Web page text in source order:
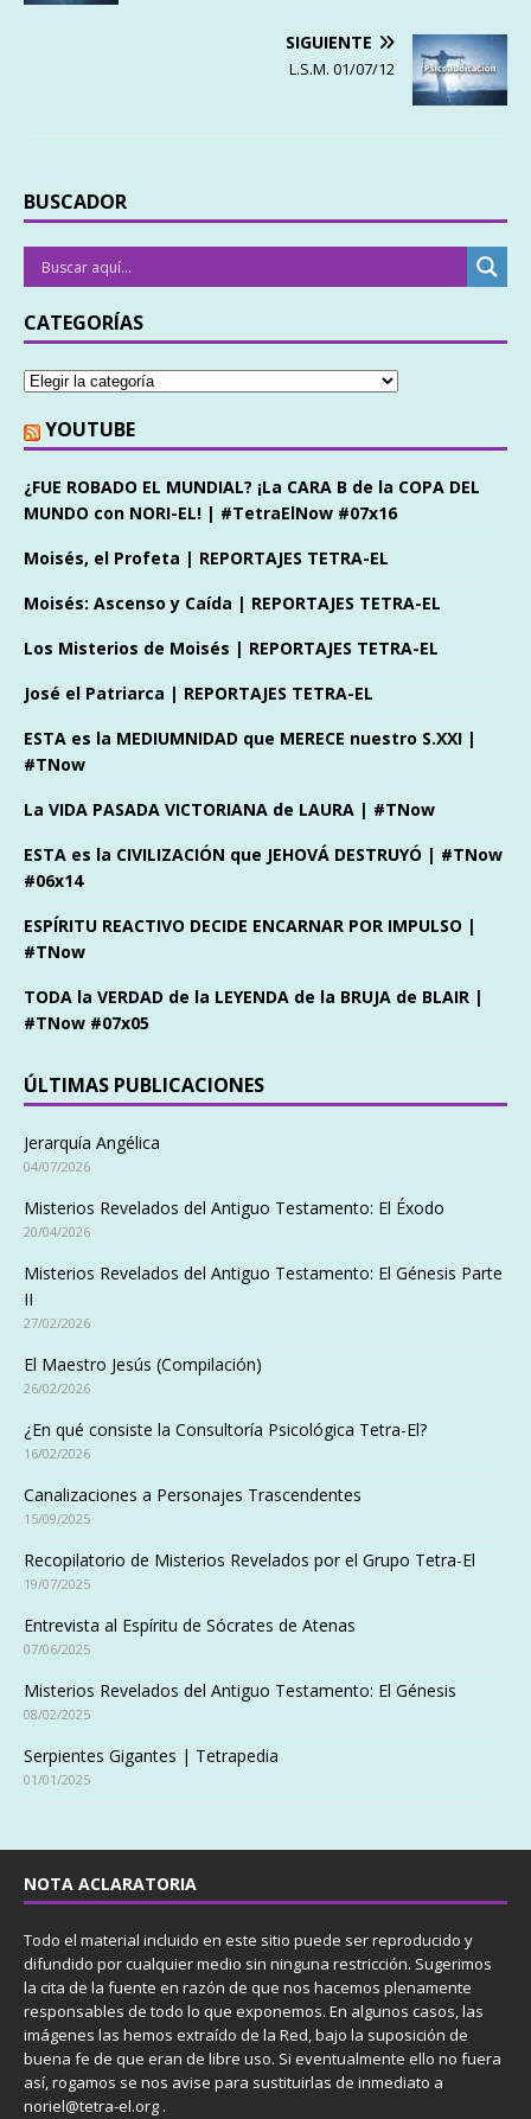
SIGUIENTE
L.S.M. 01/07/12
BUSCADOR
CATEGORÍAS
YOUTUBE
¿FUE ROBADO EL MUNDIAL? ¡La CARA B de la COPA DEL
MUNDO con NORI-EL! | #TetraElNow #07x16
Moisés, el Profeta | REPORTAJES TETRA-EL
Moisés: Ascenso y Caída | REPORTAJES TETRA-EL
Los Misterios de Moisés | REPORTAJES TETRA-EL
José el Patriarca | REPORTAJES TETRA-EL
ESTA es la MEDIUMNIDAD que MERECE nuestro S.XXI |
#TNow
La VIDA PASADA VICTORIANA de LAURA | #TNow
ESTA es la CIVILIZACIÓN que JEHOVÁ DESTRUYÓ | #TNow
#06x14
ESPÍRITU REACTIVO DECIDE ENCARNAR POR IMPULSO |
#TNow
TODA la VERDAD de la LEYENDA de la BRUJA de BLAIR |
#TNow #07x05
ÚLTIMAS PUBLICACIONES
Jerarquía Angélica
04/07/2026
Misterios Revelados del Antiguo Testamento: El Éxodo
20/04/2026
Misterios Revelados del Antiguo Testamento: El Génesis Parte
II
27/02/2026
El Maestro Jesús (Compilación)
26/02/2026
¿En qué consiste la Consultoría Psicológica Tetra-El?
16/02/2026
Canalizaciones a Personajes Trascendentes
15/09/2025
Recopilatorio de Misterios Revelados por el Grupo Tetra-El
19/07/2025
Entrevista al Espíritu de Sócrates de Atenas
07/06/2025
Misterios Revelados del Antiguo Testamento: El Génesis
08/02/2025
Serpientes Gigantes | Tetrapedia
01/01/2025
NOTA ACLARATORIA
Todo el material incluido en este sitio puede ser reproducido y
difundido por cualquier medio sin ninguna restricción. Sugerimos
la cita de la fuente en razón de que nos hacemos plenamente
responsables de todo lo que exponemos. En algunos casos, las
imágenes las hemos extraído de la Red, bajo la suposición de
buena fe de que eran de libre uso. Si eventualmente ello no fuera
así, rogamos se nos avise para sustituirlas de inmediato a
noriel@tetra-el.org .